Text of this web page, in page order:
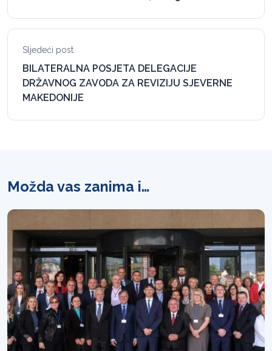
Sljedeći post
BILATERALNA POSJETA DELEGACIJE
DRŽAVNOG ZAVODA ZA REVIZIJU SJEVERNE
MAKEDONIJE
Možda vas zanima i…